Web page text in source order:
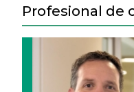
Profesional de